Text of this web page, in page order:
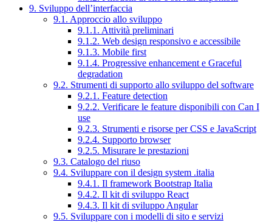
9. Sviluppo dell’interfaccia
9.1. Approccio allo sviluppo
9.1.1. Attività preliminari
9.1.2. Web design responsivo e accessibile
9.1.3. Mobile first
9.1.4. Progressive enhancement e Graceful
degradation
9.2. Strumenti di supporto allo sviluppo del software
9.2.1. Feature detection
9.2.2. Verificare le feature disponibili con Can I
use
9.2.3. Strumenti e risorse per CSS e JavaScript
9.2.4. Supporto browser
9.2.5. Misurare le prestazioni
9.3. Catalogo del riuso
9.4. Sviluppare con il design system .italia
9.4.1. Il framework Bootstrap Italia
9.4.2. Il kit di sviluppo React
9.4.3. Il kit di sviluppo Angular
9.5. Sviluppare con i modelli di sito e servizi